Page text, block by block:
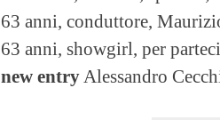
63 anni, conduttore,
63 anni, showgirl, per
new entry Alessandro